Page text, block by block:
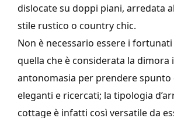
dislocate su doppi piani, arredata
stile rustico o country chic.
Non è necessario essere i
quella che è considerata la dimora
antonomasia per prendere spunto
eleganti e ricercati; la tipologia
cottage è infatti così versatile da